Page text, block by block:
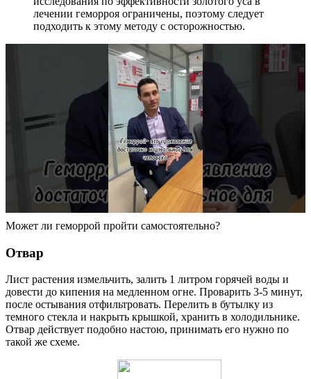
лечении геморроя ограничены, поэтому следует
подходить к этому методу с осторожностью.
Может ли геморрой пройти самостоятельно?
Отвар
Лист растения измельчить, залить 1 литром горячей воды и
довести до кипения на медленном огне. Проварить 3-5 минут,
после остывания отфильтровать. Перелить в бутылку из
темного стекла и накрыть крышкой, хранить в холодильнике.
Отвар действует подобно настою, принимать его нужно по
такой же схеме.